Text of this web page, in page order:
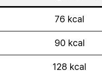
76 kcal
90 kcal
128 kcal